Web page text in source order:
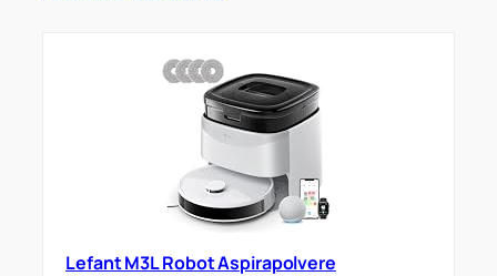
Lefant M3L Robot Aspirapolvere